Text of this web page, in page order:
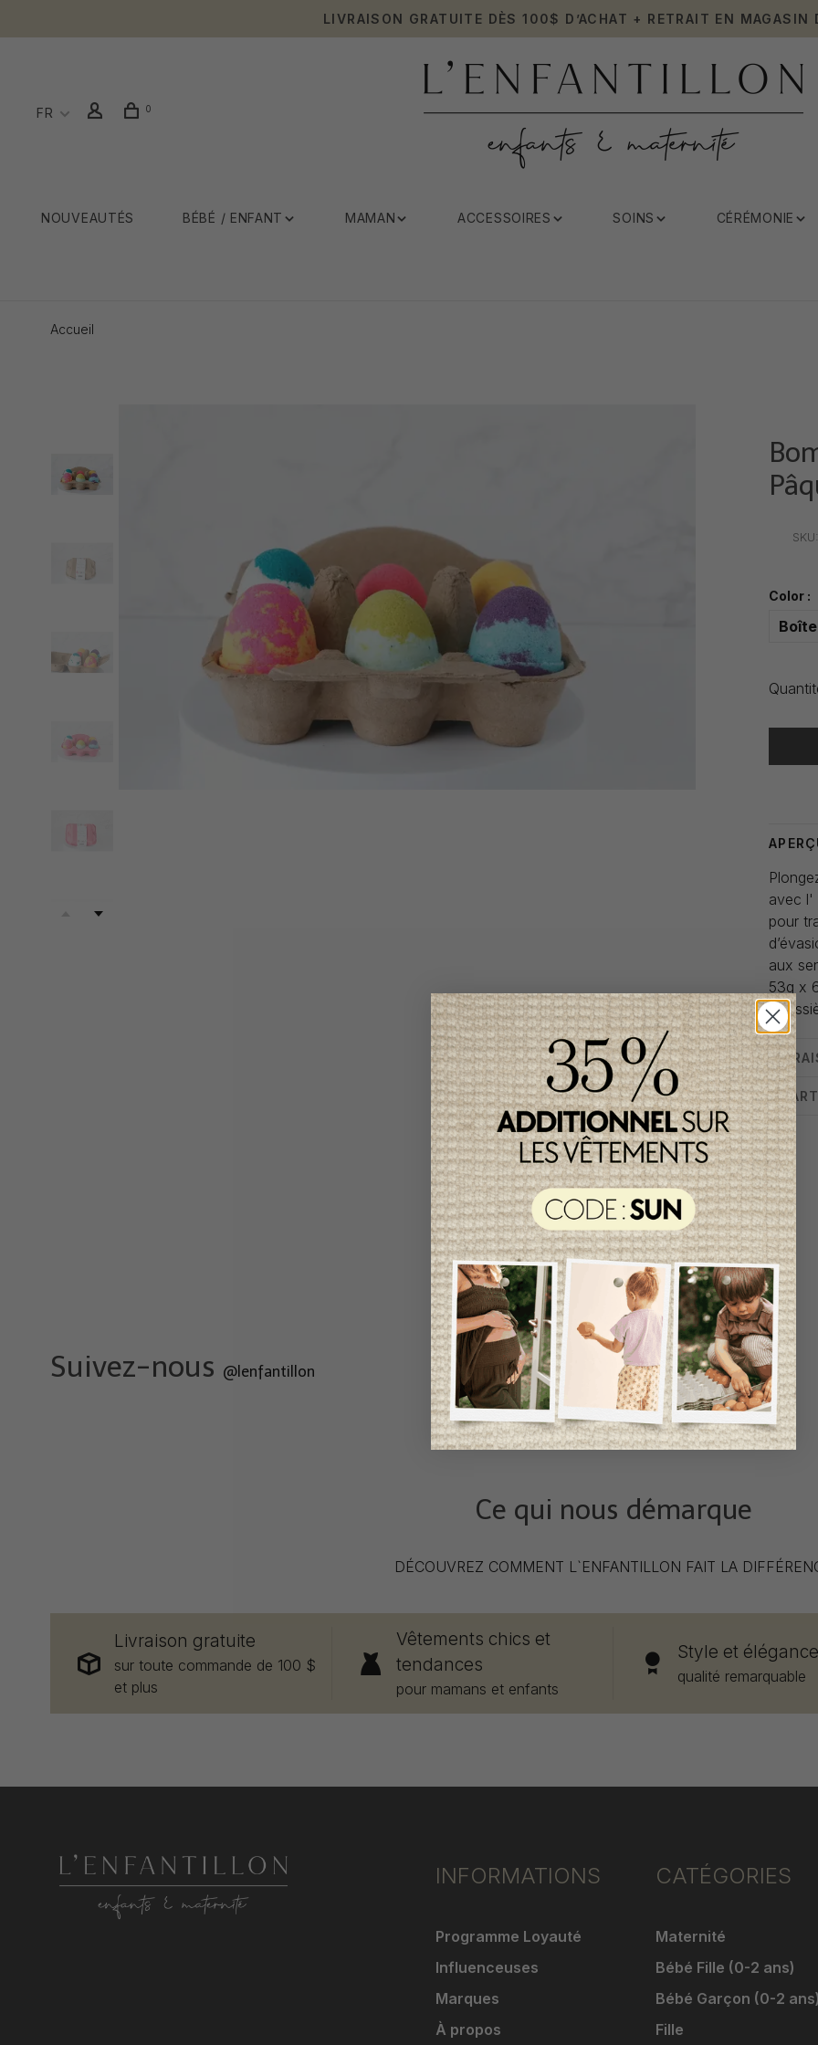
LIVRAISON GRATUITE DÈS 100$ D’ACHAT + RETRAIT EN MAGASIN
FR 0
NOUVEAUTÉS BÉBÉ / ENFANT MAMAN ACCESSOIRES SOINS CÉRÉMONIE
Accueil
Color :
avec l'
pour
aux
53g x
Suivez-nous @lenfantillon
Ce qui nous démarque
DÉCOUVREZ COMMENT L`ENFANTILLON FAIT LA
Livraison gratuite
sur toute commande de 100 $
et plus
Vêtements chics et
tendances
pour mamans et enfants
Style et élégance
qualité remarquable
INFORMATIONS
Programme Loyauté
Influenceuses
Marques
À propos
CATÉGORIES
Maternité
Bébé Fille (0-2 ans)
Bébé Garçon (0-2
Fille